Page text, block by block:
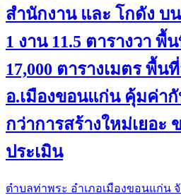
สำนักงาน และ โกดัง บ
1 งาน 11.5 ตารางวา
17,000 ตารางเมตร พื้น
อ.เมืองขอนแก่น คุ้มค่า
กว่าการสร้างใหม่เยอะ
ประเมิน
ตำบลท่าพระ อำเภอเมืองขอนแก่น